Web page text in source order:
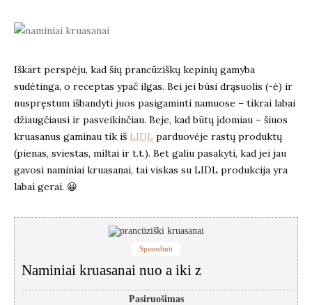
Iškart perspėju, kad šių prancūziškų kepinių gamyba
sudėtinga, o receptas ypač ilgas. Bei jei būsi drąsuolis (-ė) ir
nuspręstum išbandyti juos pasigaminti namuose – tikrai labai
džiaugčiausi ir pasveikinčiau. Beje, kad būtų įdomiau – šiuos
kruasanus gaminau tik iš LIDL parduovėje rastų produktų
(pienas, sviestas, miltai ir t.t.). Bet galiu pasakyti, kad jei jau
gavosi naminiai kruasanai, tai viskas su LIDL produkcija yra
labai gerai. 😀
Spausdinti
Naminiai kruasanai nuo a iki z
Pasiruošimas